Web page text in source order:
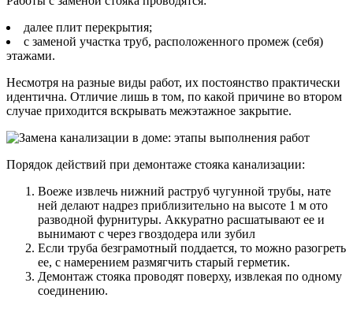
далее плит перекрытия;
с заменой участка труб, расположенного промеж (себя)
этажами.
Несмотря на разные виды работ, их постоянство практически
идентична. Отличие лишь в том, по какой причине во втором
случае приходится вскрывать межэтажное закрытие.
Порядок действий при демонтаже стояка канализации:
Воеже извлечь нижний раструб чугунной трубы, нате
ней делают надрез приблизительно на высоте 1 м ото
разводной фурнитуры. Аккуратно расшатывают ее и
вынимают с через гвоздодера или зубил
Если труба безграмотный поддается, то можно разогреть
ее, с намерением размягчить старый герметик.
Демонтаж стояка проводят поверху, извлекая по одному
соединению.